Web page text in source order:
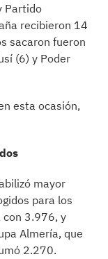
Partido
recibieron 14
sacaron fueron
(6) y Poder
esta ocasión,
mayor
para los
con 3.976, y
Almería, que
2.270.